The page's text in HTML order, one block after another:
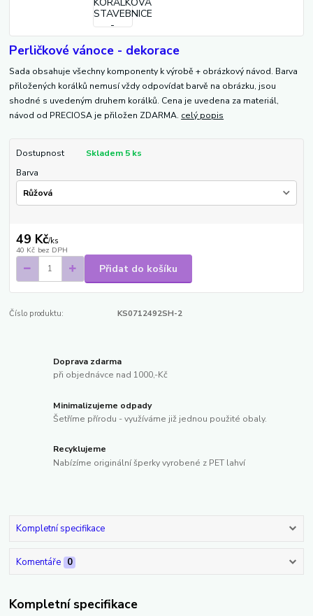
Perličkové vánoce - dekorace
Sada obsahuje všechny komponenty k výrobě + obrázkový návod. Barva
přiložených korálků nemusí vždy odpovídat barvě na obrázku, jsou
shodné s uvedeným druhem korálků. Cena je uvedena za materiál,
návod od PRECIOSA je přiložen ZDARMA. celý popis
Dostupnost
Skladem 5 ks
Barva
49 Kč/ks
40 Kč bez DPH
Přidat do košíku
Číslo produktu: KS0712492SH-2
Doprava zdarma
při objednávce nad 1000,-Kč
Minimalizujeme odpady
Šetříme přírodu - využíváme již jednou použité obaly.
Recyklujeme
Nabízíme originální šperky vyrobené z PET lahví
Kompletní specifikace
Komentáře 0
Kompletní specifikace